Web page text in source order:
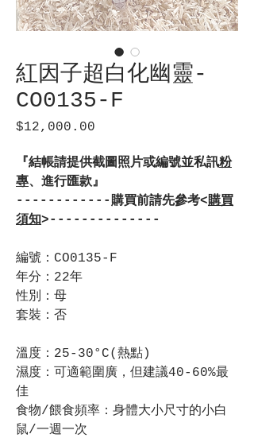
紅因子超白化幽靈-
CO0135-F
$12,000.00
『結帳請提供截圖照片或編號並私訊粉
專、進行匯款』
------------購買前請先參考<購買
須知>--------------
編號：CO0135-F
年分：22年
性別：母
套裝：否
溫度：25-30°C(熱點)
濕度：可適範圍廣，但建議40-60%最
佳
食物/餵食頻率：身體大小尺寸的小白
鼠/一週一次